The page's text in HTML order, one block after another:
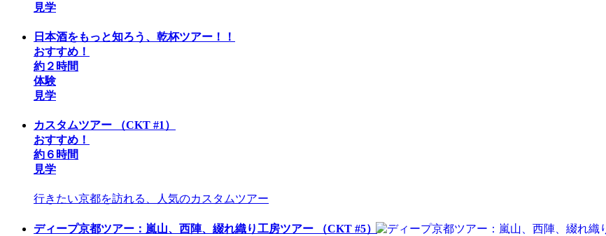
見学
日本酒をもっと知ろう、乾杯ツアー！！
おすすめ！
約２時間
体験
見学
カスタムツアー
（CKT #1）
おすすめ！
約６時間
見学
行きたい京都を訪れる、人気のカスタムツアー
ディープ京都ツアー：嵐山、西陣、綴れ織り工房ツアー
（CKT #5）